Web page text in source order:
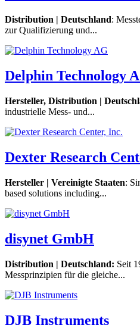
Distribution | Deutschland:
zur Qualifizierung und...
Delphin Technology
Hersteller, Distribution |
industrielle Mess- und...
Dexter Research
Hersteller | Vereinigte Staaten:
based solutions including...
disynet GmbH
Distribution | Deutschland: Seit
Messprinzipien für die gleiche...
DJB Instruments